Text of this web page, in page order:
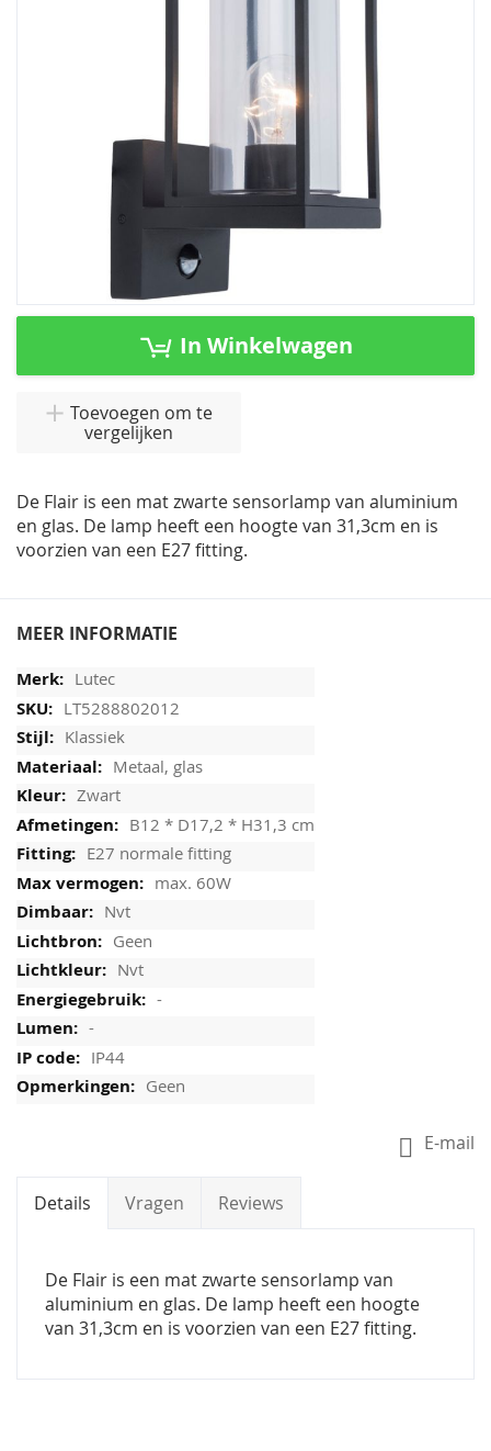
Ga
In Winkelwagen
Toevoegen om te
vergelijken
De Flair is een mat zwarte sensorlamp van aluminium
en glas. De lamp heeft een hoogte van 31,3cm en is
voorzien van een E27 fitting.
MEER INFORMATIE
Lutec
LT5288802012
Klassiek
Metaal, glas
Zwart
B12 * D17,2 * H31,3 cm
E27 normale fitting
max. 60W
Nvt
Geen
Nvt
-
-
IP44
Geen
E-mail
Details Vragen Reviews
De Flair is een mat zwarte sensorlamp van
aluminium en glas. De lamp heeft een hoogte
van 31,3cm en is voorzien van een E27 fitting.